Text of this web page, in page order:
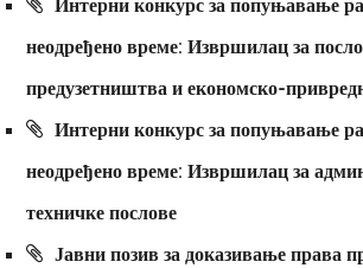
Интерни конкурс за попуњавање
неодређено време: Извршилац за
предузетништва и економско-
Интерни конкурс за попуњавање
неодређено време: Извршилац за
техничке послове
Јавни позив за доказивање права